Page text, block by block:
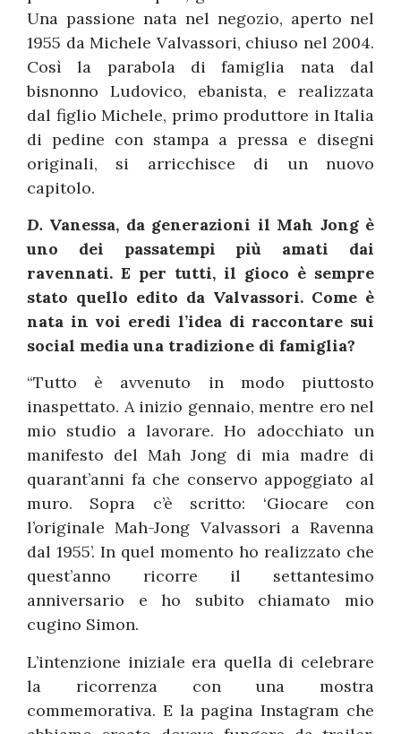
Una passione nata nel negozio, aperto nel
1955 da Michele Valvassori, chiuso nel 2004.
Così la parabola di famiglia nata dal
bisnonno Ludovico, ebanista, e realizzata
dal figlio Michele, primo produttore in Italia
di pedine con stampa a pressa e disegni
originali, si arricchisce di un nuovo
capitolo.
D. Vanessa, da generazioni il Mah Jong è
uno dei passatempi più amati dai
ravennati. E per tutti, il gioco è sempre
stato quello edito da Valvassori. Come è
nata in voi eredi l’idea di raccontare sui
social media una tradizione di famiglia?
“Tutto è avvenuto in modo piuttosto
inaspettato. A inizio gennaio, mentre ero nel
mio studio a lavorare. Ho adocchiato un
manifesto del Mah Jong di mia madre di
quarant’anni fa che conservo appoggiato al
muro. Sopra c’è scritto: ‘Giocare con
l’originale Mah-Jong Valvassori a Ravenna
dal 1955’. In quel momento ho realizzato che
quest’anno ricorre il settantesimo
anniversario e ho subito chiamato mio
cugino Simon.
L’intenzione iniziale era quella di celebrare
la ricorrenza con una mostra
commemorativa. E la pagina Instagram che